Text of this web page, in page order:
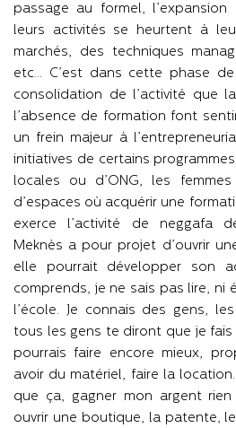
passage au formel,
leurs activités se heurtent à
marchés, des techniques
etc… C’est dans cette phase
consolidation de l’activité que
l’absence de formation font
un frein majeur à
initiatives de certains
locales ou d’ONG, les
d’espaces où acquérir une
exerce l’activité de neggafa
Meknès a pour projet d’ouvrir
elle pourrait développer son
comprends, je ne sais pas lire, ni
l’école. Je connais des gens,
tous les gens te diront que je fais
pourrais faire encore mieux,
avoir du matériel, faire la
que ça, gagner mon argent rien
ouvrir une boutique, la patente,